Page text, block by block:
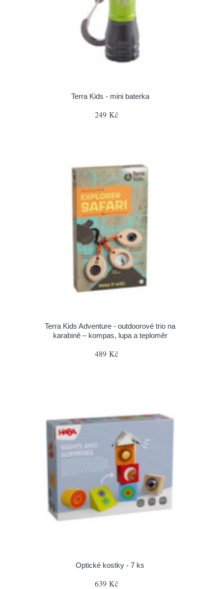
Terra Kids - mini baterka
249 Kč
Terra Kids Adventure - outdoorové trio na
karabině – kompas, lupa a teploměr
489 Kč
Optické kostky - 7 ks
639 Kč